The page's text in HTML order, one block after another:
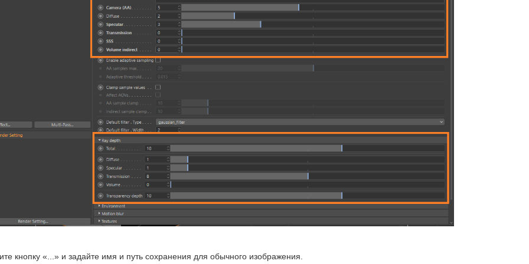
кнопку «...» и задайте имя и путь сохранения для обычного изображения.